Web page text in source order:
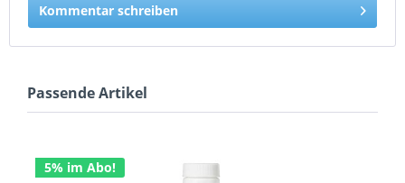
Kommentar schreiben
Passende Artikel
5% im Abo!